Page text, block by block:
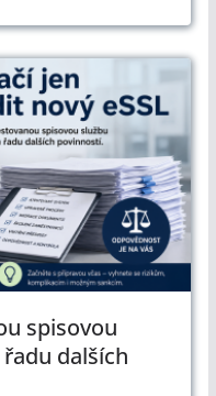
spisovou
dalších